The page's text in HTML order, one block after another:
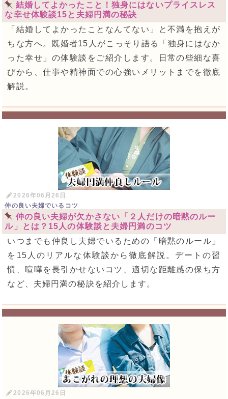
結婚してよかったこと！独身にはないプライスレス
な幸せ体験談15と夫婦円満の秘訣
「結婚してよかったことなんてない」と不満を抱えが
ちな方へ。既婚者15人がこっそり語る「独身にはなか
った幸せ」の体験談をご紹介します。日常の些細な喜
びから、仕事や精神面での心強いメリットまでを徹底
解説。
2026年06月26日
仲の良い夫婦でいるコツ
仲の良い夫婦が欠かさない「２人だけの暗黙のルー
ル」とは？15人の体験談と夫婦円満のコツ
いつまでも仲良し夫婦でいるための「暗黙のルール」
を15人のリアルな体験談から徹底解説。デートの習
慣、喧嘩を長引かせないコツ、適切な距離感の保ち方
など、夫婦円満の秘訣を紹介します。
2026年06月26日